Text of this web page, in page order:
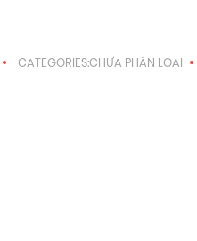
CATEGORIES:CHƯA PHÂN LOẠI